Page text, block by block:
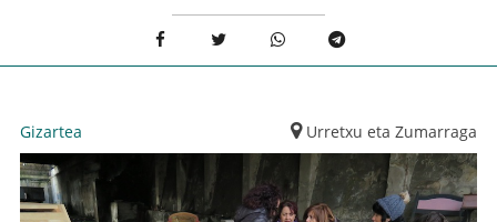
Gizartea Urretxu eta Zumarraga